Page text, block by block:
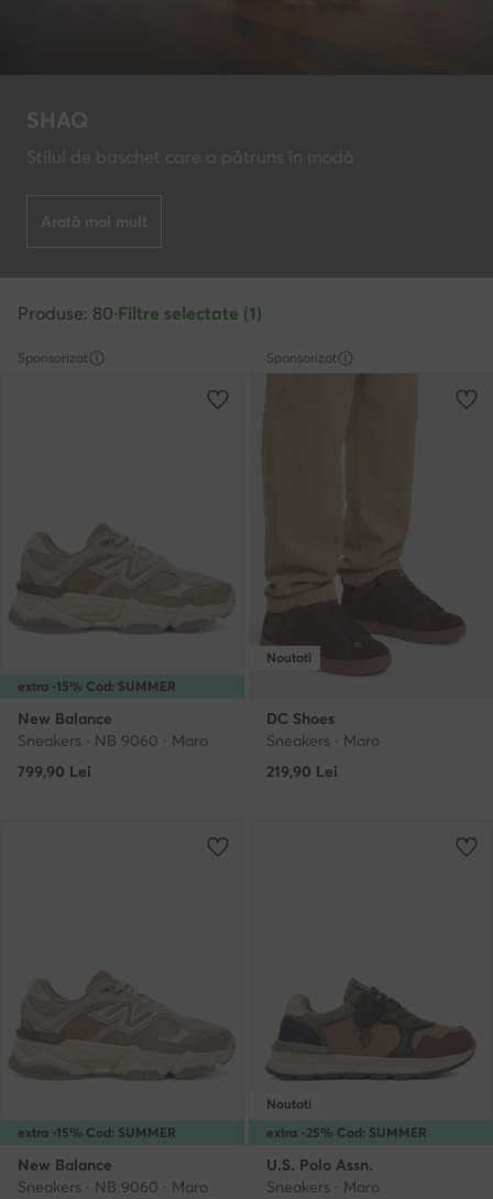
SHAQ
Stilul de baschet care a pătruns în modă
Arată mai mult
Produse: 80·Filtre selectate (1)
Sponsorizat
extra -15% Cod: SUMMER
New Balance
Sneakers · NB 9060 · Maro
799,90 Lei
Sponsorizat
Noutati
DC Shoes
Sneakers · Maro
219,90 Lei
extra -15% Cod: SUMMER
New Balance
Sneakers · NB 9060 · Maro
extra -25% Cod: SUMMER
Noutati
U.S. Polo Assn.
Sneakers · Maro